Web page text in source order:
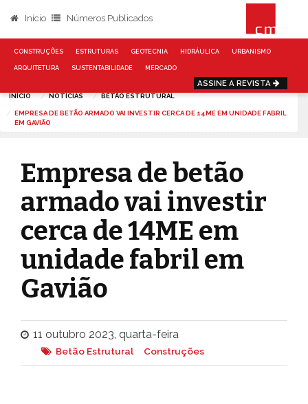
Início Números Publicados
CONSTRUÇÕES ESTRUTURAS GEOTECNIA HIDRÁULICA URBANISMO
ARQUITETURA SUSTENTABILIDADE MERCADO
ASSINE A REVISTA
INÍCIO NOTÍCIAS BETÃO ESTRUTURAL
EMPRESA DE BETÃO ARMADO VAI INVESTIR CERCA DE 14ME EM UNIDADE FABRIL
EM GAVIÃO
Empresa de betão
armado vai investir
cerca de 14ME em
unidade fabril em
Gavião
11 outubro 2023, quarta-feira
Betão Estrutural Construções